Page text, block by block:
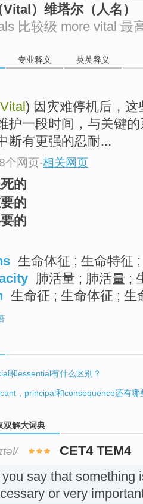
Vital）维塔尔（人名）
比较级 more vital 最
专业释义 英英释义
Vital) 因灾难停机后，
护一段时间，与关键
断有更强的忍耐...
个网页-相关网页
的
的
的
生命体征 ; 生命特征
肺活量 ; 肺活量 ;
生命征 ; 生命体征 ; 生
和essential有什么区别？
，principal和consequence还有哪
双解大词典
CET4 TEM4
you say that something
or very